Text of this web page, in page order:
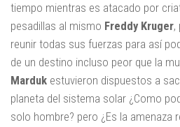
tiempo mientras es atacado por
pesadillas al mismo Freddy Kruger,
reunir todas sus fuerzas para así
de un destino incluso peor que la
Marduk estuvieron dispuestos a
planeta del sistema solar ¿Como
solo hombre? pero ¿Es la amenaza